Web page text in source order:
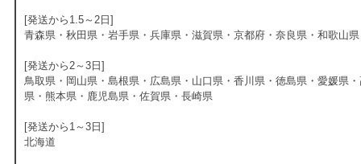
[発送から1.5～2日]
青森県・秋田県・岩手県・兵庫県・滋賀県・京都府・奈良県・和歌山県
[発送から2～3日]
鳥取県・岡山県・島根県・広島県・山口県・香川県・徳島県・愛媛県
県・熊本県・鹿児島県・佐賀県・長崎県
[発送から1～3日]
北海道